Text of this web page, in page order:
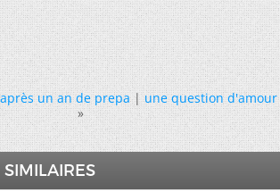
un an de prepa|une question d'amour
»
SIMILAIRES